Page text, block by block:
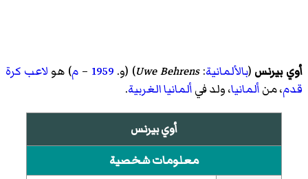
أوي بيرنس (بالألمانية:
Uwe Behrens)‏ (و. 1959
– م) هو لاعب كرة
قدم، منألمانيا، ولد فيألمانيا الغربية.
أوي بيرنس
معلومات شخصية